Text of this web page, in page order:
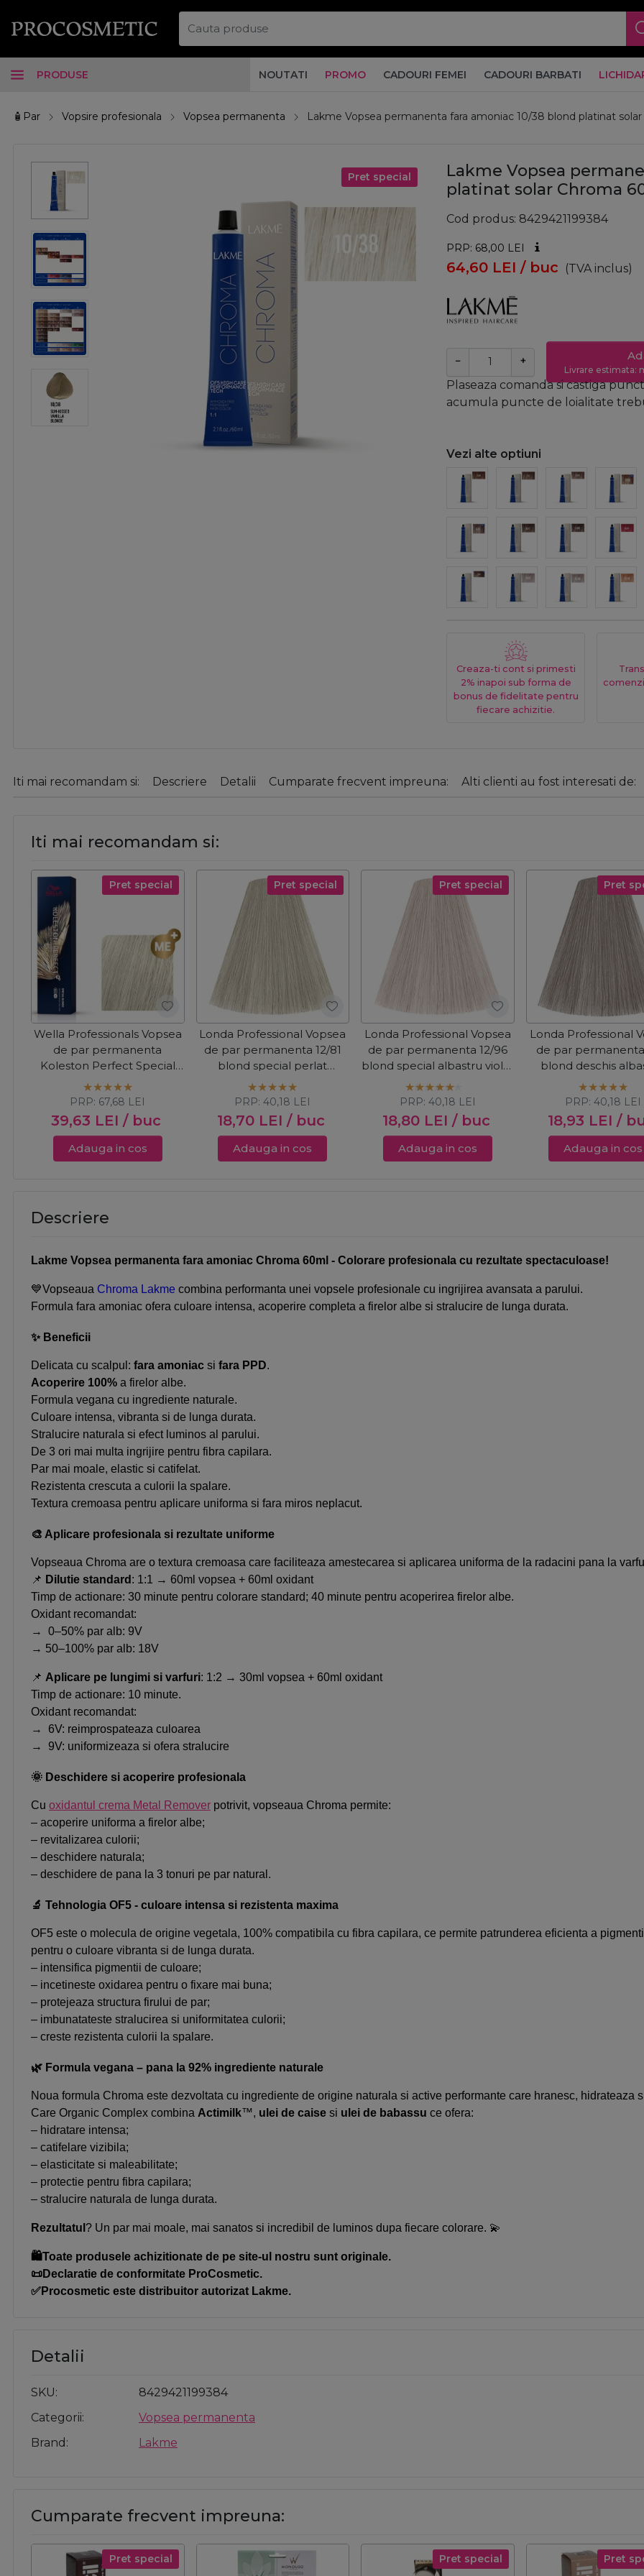
PRODUSE NOUTATI PROMO CADOURI FEMEI CADOURI BARBATI
🧴Par Vopsire profesionala Vopsea permanenta Lakme Vopsea permanenta fara amoniac 10/38 blond platinat
Pret special
Lakme Vopsea
platinat solar Chroma
Cod produs 8429421199384
PRP: 68,00 LEI
64,60 LEI / buc (TVA inclus)
− +
Livrare estimata:
Plaseaza comanda si castiga
acumula puncte de loialitate
Vezi alte optiuni
Creaza-ti cont si primesti
2% inapoi sub forma de
bonus de fidelitate pentru
fiecare achizitie.
Iti mai recomandam si: Descriere Detalii Cumparate frecvent impreuna: Alti clienti au fost interesati de:
Iti mai recomandam si:
Pret special
Wella Professionals Vopsea
de par permanenta
Koleston Perfect Special
Blonde 12/81 blonde
albastrui cenusiu 60ml
39,63 LEI / buc
PRP: 67,68 LEI
Adauga in cos
Pret special
Londa Professional Vopsea
de par permanenta 12/81
blond special perlat
cenusiu 60ml
18,70 LEI / buc
PRP:40,18 LEI
Adauga in cos
Pret special
Londa Professional Vopsea
de par permanenta 12/96
blond special albastru violet
60ml
18,80 LEI / buc
PRP:40,18 LEI
Adauga in cos
Pret
Londa Professional
de par
blond deschis
cenusiu 60ml
18,93 LEI /
PRP: 40,18 LEI
Adauga in cos
Descriere
Lakme Vopsea permanenta fara amoniac Chroma 60ml - Colorare profesionala cu rezultate spectaculoase!
💙Vopseaua Chroma Lakme combina performanta unei vopsele profesionale cu ingrijirea avansata a parului.
Formula fara amoniac ofera culoare intensa, acoperire completa a firelor albe si stralucire de lunga durata.
✨ Beneficii
Delicata cu scalpul: fara amoniac si fara PPD.
Acoperire 100% a firelor albe.
Formula vegana cu ingrediente naturale.
Culoare intensa, vibranta si de lunga durata.
Stralucire naturala si efect luminos al parului.
De 3 ori mai multa ingrijire pentru fibra capilara.
Par mai moale, elastic si catifelat.
Rezistenta crescuta a culorii la spalare.
Textura cremoasa pentru aplicare uniforma si fara miros neplacut.
🎨 Aplicare profesionala si rezultate uniforme
Vopseaua Chroma are o textura cremoasa care faciliteaza amestecarea si aplicarea uniforma de la radacini pana la
📌 Dilutie standard : 1:1 → 60ml vopsea + 60ml oxidant
Timp de actionare: 30 minute pentru colorare standard; 40 minute pentru acoperirea firelor albe.
Oxidant recomandat:
→ 0–50% par alb: 9V
→ 50–100% par alb: 18V
📌 Aplicare pe lungimi si varfuri: 1:2 → 30ml vopsea + 60ml oxidant
Timp de actionare: 10 minute.
Oxidant recomandat:
→ 6V: reimprospateaza culoarea
→ 9V: uniformizeaza si ofera stralucire
🌞 Deschidere si acoperire profesionala
Cu oxidantul crema Metal Remover potrivit, vopseaua Chroma permite:
– acoperire uniforma a firelor albe;
– revitalizarea culorii;
– deschidere naturala;
– deschidere de pana la 3 tonuri pe par natural.
🔬 Tehnologia OF5 - culoare intensa si rezistenta maxima
OF5 este o molecula de origine vegetala, 100% compatibila cu fibra capilara, ce permite patrunderea eficienta a
pentru o culoare vibranta si de lunga durata.
– intensifica pigmentii de culoare;
– incetineste oxidarea pentru o fixare mai buna;
– protejeaza structura firului de par;
– imbunatateste stralucirea si uniformitatea culorii;
– creste rezistenta culorii la spalare.
🌿 Formula vegana – pana la 92% ingrediente naturale
Noua formula Chroma este dezvoltata cu ingrediente de origine naturala si active performante care hranesc, hidrateaza
Care Organic Complex combina Actimilk™, u lei de caise si u lei de babassu ce ofera:
– hidratare intensa;
– catifelare vizibila;
– elasticitate si maleabilitate;
– protectie pentru fibra capilara;
– stralucire naturala de lunga durata.
Rezultatul ? Un par mai moale, mai sanatos si incredibil de luminos dupa fiecare colorare. 💫
🛍️Toate produsele achizitionate de pe site-ul nostru sunt originale.
📜Declaratie de conformitate ProCosmetic.
✅Procosmetic este distribuitor autorizat Lakme.
Detalii
SKU
8429421199384
Categorii
Vopsea permanenta
Brand
Lakme
Cumparate frecvent impreuna:
Pret special Pret special Pret